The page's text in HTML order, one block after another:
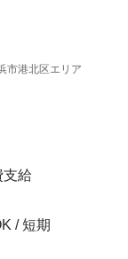
市港北区エリア
支給
/ 短期